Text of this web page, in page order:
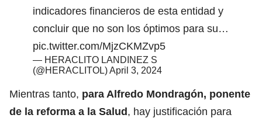
indicadores financieros de esta entidad y
concluir que no son los óptimos para su…
pic.twitter.com/MjzCKMZvp5
— HERACLITO LANDINEZ S
(@HERACLITOL)April 3, 2024
Mientras tanto, para Alfredo Mondragón, ponente
de la reforma a la Salud, hay justificación para